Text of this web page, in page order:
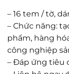
– 16 tem / tờ,
– Chức năng:
phẩm, hàng
công nghiệp
– Đáp ứng tiêu